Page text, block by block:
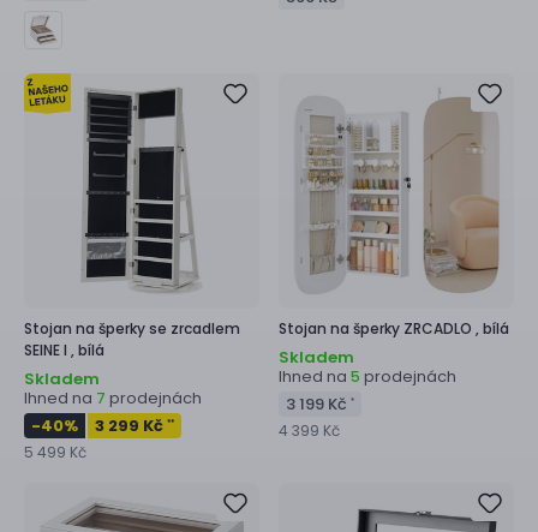
Stojan na šperky se zrcadlem
SEINE I ,bílá
Skladem
Ihned na 7 prodejnách
-40% 3 299 Kč **
5 499 Kč
Stojan na šperky ZRCADLO ,bílá
Skladem
Ihned na 5 prodejnách
3 199 Kč *
4 399 Kč